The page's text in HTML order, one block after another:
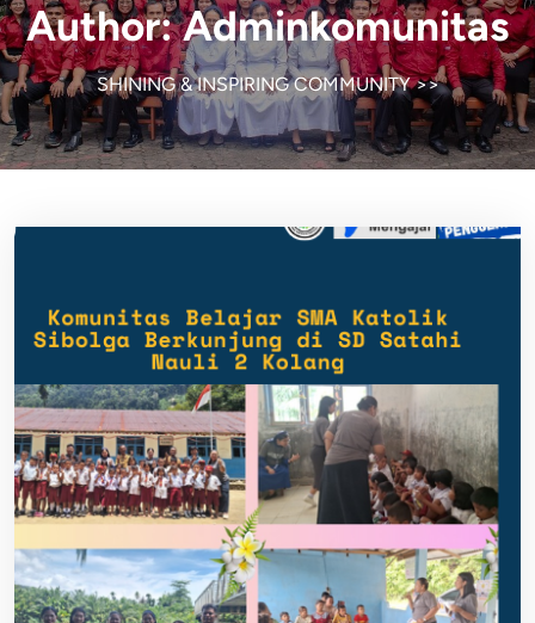
Author:Adminkomunitas
SHINING & INSPIRING COMMUNITY>>